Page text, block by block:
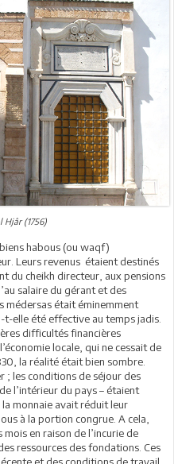
Hjâr (1756)
habous (ou waqf)
Leurs revenus étaient destinés
du cheikh directeur, aux pensions
salaire du gérant et des
médersas était éminemment
elle été effective au temps jadis.
difficultés financières
locale, qui ne cessait de
la réalité était bien sombre.
; les conditions de séjour des
l’intérieur du pays – étaient
monnaie avait réduit leur
à la portion congrue. A cela,
en raison de l’incurie de
ressources des fondations. Ces